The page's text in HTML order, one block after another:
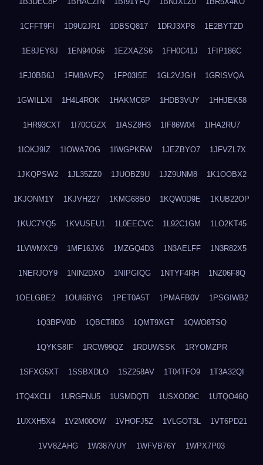
1CFFT9FI 1D9U2JR1 1DBSQ817 1DRJ3XP8 1E2BYTZD
1E8JEY8J 1EN94O56 1EZXAZS6 1FH0C41J 1FIP186C
1FJ0BB6J 1FM8AVFQ 1FP03I5E 1GL2VJGH 1GRISVQA
1GWILLXI 1H4L4ROK 1HAKMC6P 1HDB3VUY 1HHJEK58
1HR93CXT 1I70CGZX 1IASZ8H3 1IF86W04 1IHA2RU7
1IOKJ9IZ 1IOWA7OG 1IWGPKRW 1JEZBYO7 1JFVZL7X
1JKQPSW2 1JL35ZZ0 1JUOBZ9U 1JZ9UNM8 1K1OOBX2
1KJONM1Y 1KJVH227 1KMG68BO 1KQW0D9E 1KUB22OP
1KUC7YQ5 1KVUSEU1 1L0EECVC 1L92C1GM 1LO2KT45
1LVWMXC9 1MF16JX6 1MZGQ4D3 1N3AELFF 1N3R82X5
1NERJOY9 1NIN2DXO 1NIPGIQG 1NTYF4RH 1NZ06F8Q
1OELGBE2 1OUI6BYG 1PET0A5T 1PMAFB0V 1PSGIWB2
1Q3BPV0D 1QBCT8D3 1QMT9XGT 1QWO8TSQ
1QYKS8IF 1RCW99QZ 1RDUWSSK 1RYOMZPR
1SFXG5XT 1SSBXDLO 1SZ258AV 1T04TFO9 1T3A32QI
1TQ4XCLI 1URGFNU5 1USMDQTI 1USXOD9C 1UTQO46Q
1UXXH5X4 1V2M00OW 1VHOFJ5Z 1VLGOT3L 1VT6PD21
1VV8ZAHG 1W387VUY 1WFVB76Y 1WPX7P03